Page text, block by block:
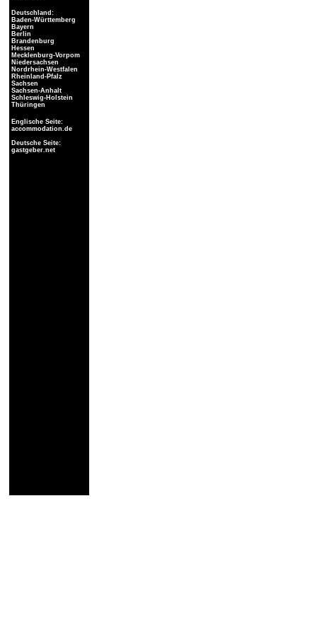
Deutschland:
Baden-Württemberg
Bayern
Berlin
Brandenburg
Hessen
Mecklenburg-Vorpom
Niedersachsen
Nordrhein-Westfalen
Rheinland-Pfalz
Sachsen
Sachsen-Anhalt
Schleswig-Holstein
Thüringen
Englische Seite:
accommodation.de
Deutsche Seite:
gastgeber.net